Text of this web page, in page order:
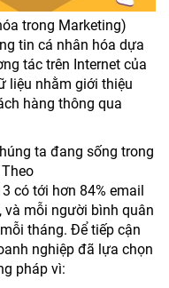
trong Marketing)
tin cá nhân hóa dựa
tác trên Internet của
liệu nhằm giới thiệu
hàng thông qua
ta đang sống trong
có tới hơn 84% email
và mỗi người bình quân
tháng. Để tiếp cận
nghiệp đã lựa chọn
pháp vì: